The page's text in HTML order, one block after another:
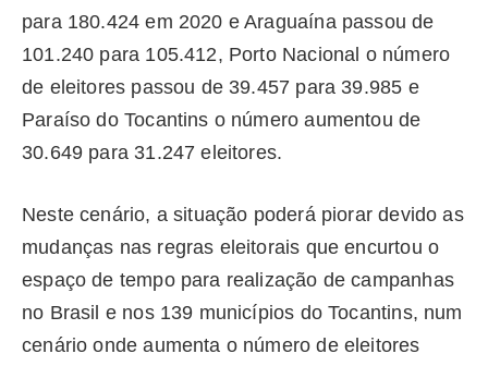
para 180.424 em 2020 e Araguaína passou de
101.240 para 105.412, Porto Nacional o número
de eleitores passou de 39.457 para 39.985 e
Paraíso do Tocantins o número aumentou de
30.649 para 31.247 eleitores.
Neste cenário, a situação poderá piorar devido as
mudanças nas regras eleitorais que encurtou o
espaço de tempo para realização de campanhas
no Brasil e nos 139 municípios do Tocantins, num
cenário onde aumenta o número de eleitores